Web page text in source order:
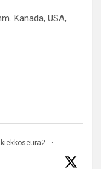
Kanada, USA,
·